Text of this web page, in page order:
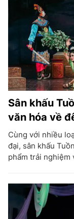
Sân khấu
văn hóa về
Cùng với nhiều
đại, sân khấu
phẩm trải nghiệm